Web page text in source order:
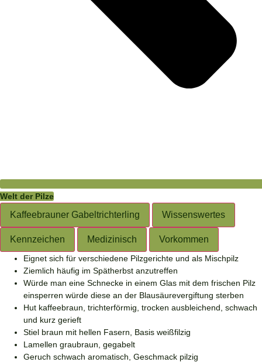
Welt der Pilze
Kaffeebrauner Gabeltrichterling Wissenswertes
Kennzeichen Medizinisch Vorkommen
Gabeltrichterling
Kaffeebrauner
Gabeltrichterling
Kaffeebrauner_Gabeltrichterling_6930
Kaffeebrauner
Gabeltrichterling
Kaffeebrauner_Gabeltrichterling
Kaffeebrauner
Gabeltrichterling
Eignet sich für verschiedene Pilzgerichte und als Mischpilz
Ziemlich häufig im Spätherbst anzutreffen
Würde man eine Schnecke in einem Glas mit dem frischen Pilz
einsperren würde diese an der Blausäurevergiftung sterben
Hut kaffeebraun, trichterförmig, trocken ausbleichend, schwach
und kurz gerieft
Stiel braun mit hellen Fasern, Basis weißfilzig
Lamellen graubraun, gegabelt
Geruch schwach aromatisch, Geschmack pilzig